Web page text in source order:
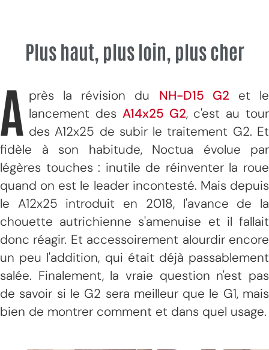
Plus haut, plus loin, plus cher
A près la révision du NH-D15 G2 et le
lancement des A14x25 G2, c'est au tour
des A12x25 de subir le traitement G2. Et
fidèle à son habitude, Noctua évolue par
légères touches : inutile de réinventer la roue
quand on est le leader incontesté. Mais depuis
le A12x25 introduit en 2018, l'avance de la
chouette autrichienne s'amenuise et il fallait
donc réagir. Et accessoirement alourdir encore
un peu l'addition, qui était déjà passablement
salée. Finalement, la vraie question n'est pas
de savoir si le G2 sera meilleur que le G1, mais
bien de montrer comment et dans quel usage.